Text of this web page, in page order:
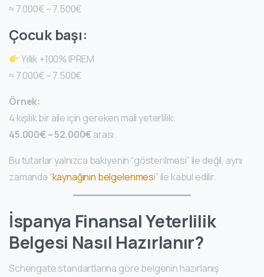
≈ 7.000€ – 7.500€
Çocuk başı:
Yıllık +100% IPREM
≈ 7.000€ – 7.500€
Örnek:
4 kişilik bir aile için gereken mali yeterlilik:
45.000€ – 52.000€arası.
Bu tutarlar yalnızca bakiyenin “gösterilmesi” ile değil, aynı
zamanda “kaynağının belgelenmesi” ile kabul edilir.
İspanya Finansal Yeterlilik
Belgesi Nasıl Hazırlanır?
Schengate standartlarına göre belgenin hazırlanış